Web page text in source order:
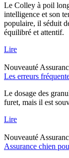
Le Colley à poil
intelligence et son
populaire, il séduit
équilibré et attentif.
Lire
Nouveauté
Les erreurs
Le dosage des
furet, mais il est
Lire
Nouveauté
Assurance chien